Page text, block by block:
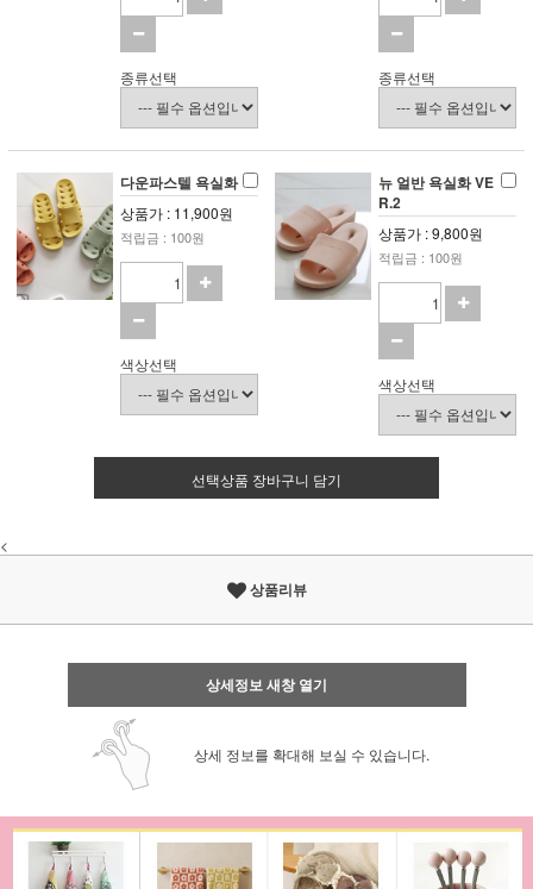
종류선택 종류선택
다운파스텔 욕실화
상품가 : 11,900원
적립금 : 100원
색상선택
뉴 얼반 욕실화 VE
R.2
상품가 : 9,800원
적립금 : 100원
색상선택
선택상품 장바구니 담기
<
상품리뷰
상세정보 새창 열기
상세 정보를 확대해 보실 수 있습니다.